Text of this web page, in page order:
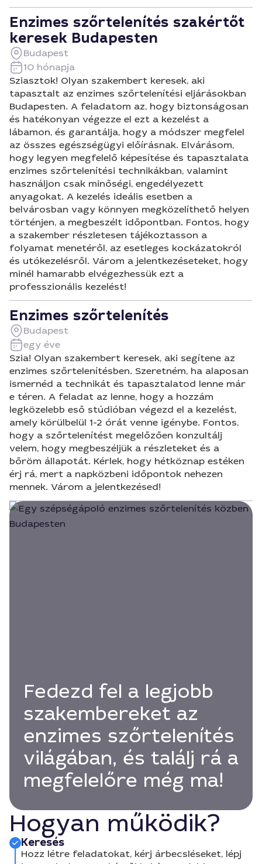
Enzimes szőrtelenítés szakértőt
keresek Budapesten
Budapest
10 hónapja
Sziasztok! Olyan szakembert keresek, aki
tapasztalt az enzimes szőrtelenítési eljárásokban
Budapesten. A feladatom az, hogy biztonságosan
és hatékonyan végezze el ezt a kezelést a
lábamon, és garantálja, hogy a módszer megfelel
az összes egészségügyi előírásnak. Elvárásom,
hogy legyen megfelelő képesítése és tapasztalata
enzimes szőrtelenítési technikákban, valamint
használjon csak minőségi, engedélyezett
anyagokat. A kezelés ideális esetben a
belvárosban vagy könnyen megközelíthető helyen
történjen, a megbeszélt időpontban. Fontos, hogy
a szakember részletesen tájékoztasson a
folyamat menetéről, az esetleges kockázatokról
és utókezelésről. Várom a jelentkezéseteket, hogy
minél hamarabb elvégezhessük ezt a
professzionális kezelést!
Enzimes szőrtelenítés
Budapest
egy éve
Szia! Olyan szakembert keresek, aki segítene az
enzimes szőrtelenítésben. Szeretném, ha alaposan
ismernéd a technikát és tapasztalatod lenne már
e téren. A feladat az lenne, hogy a hozzám
legközelebb eső stúdióban végezd el a kezelést,
amely körülbelül 1-2 órát venne igénybe. Fontos,
hogy a szőrtelenítést megelőzően konzultálj
velem, hogy megbeszéljük a részleteket és a
bőröm állapotát. Kérlek, hogy hétköznap estéken
érj rá, mert a napközbeni időpontok nehezen
mennek. Várom a jelentkezésed!
Fedezd fel a legjobb
szakembereket az
enzimes szőrtelenítés
világában, és találj rá a
megfelelőre még ma!
Hogyan működik?
Keresés
Hozz létre feladatokat, kérj árbecsléseket, lépj